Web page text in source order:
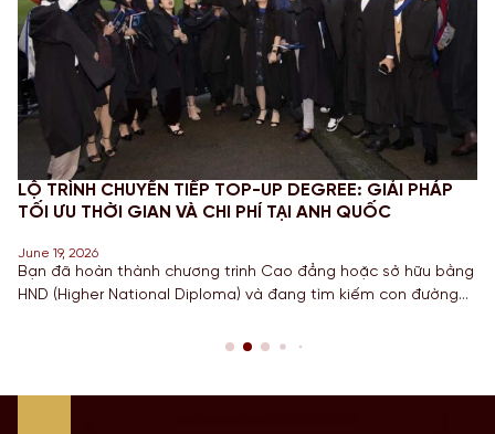
TOP-UP DEGREE: GIẢI PHÁP
PHÍ TẠI ANH QUỐC
trình Cao đẳng hoặc sở hữu bằng
và đang tìm kiếm con đường
hàng đầu? Lộ trình chuyển tiếp
CHINH PHỤC STEM
MỚI VÀ NGHĨA VỤ
Đối với các bạn Sinh viên
học, Công nghệ, Kỹ thuật
còn là “bước đệm” quan